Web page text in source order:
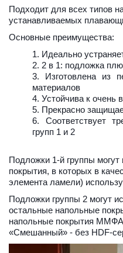
Подходит для всех типов
устанавливаемых
Основные преимущества:
Идеально
2 в 1: подложка
Изготовлена из
материалов
Устойчива к очень
Прекрасно
Соответствует
групп 1 и 2
Подложки 1-й группы
покрытия, в которых в
элемента ламели)
Подложки группы 2 могут
остальные напольные
напольные покрытия ММФА
«Смешанный» - без HDF-